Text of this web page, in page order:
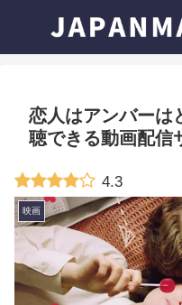
恋人はアンバーは
聴できる動画配信
4.3
映画